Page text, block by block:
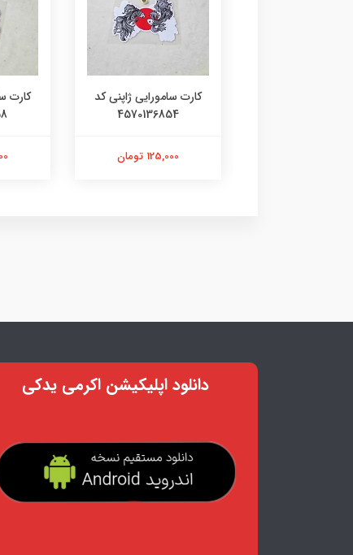
کارت سامورایی ژاپنی کد
588423658
125,000 تومان
دانلود اپلیکیشن اکرمی یدکی